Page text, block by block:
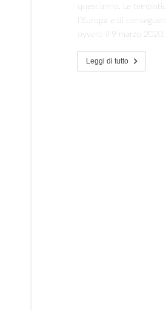
quest’anno. Le
l’Europa e di
ovvero il 9 marzo
Leggi di tutto